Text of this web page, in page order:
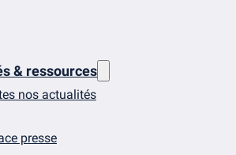
& ressources
nos actualités
presse